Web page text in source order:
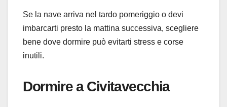
Se la nave arriva nel tardo pomeriggio o devi
imbarcarti presto la mattina successiva, scegliere
bene dove dormire può evitarti stress e corse
inutili.
Dormire a Civitavecchia